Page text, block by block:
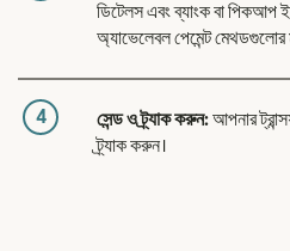
ডিটেলস এবং ব্যাংক বা পিকআপ
অ্যাভেলেবল পেমেন্ট মেথডগুলোর
4 সেন্ড ও ট্র্যাক করুন:আপনার
ট্র্যাক করুন।